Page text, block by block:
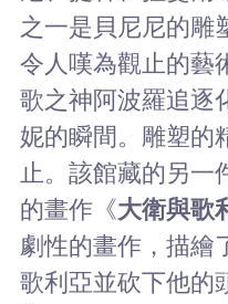
之一是貝尼尼的雕
令人嘆為觀止的藝
歌之神阿波羅追逐
妮的瞬間。雕塑的
止。該館藏的另一
的畫作《大衛與歌
劇性的畫作，描繪
歌利亞並砍下他的